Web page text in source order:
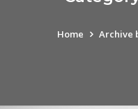
Home Archive